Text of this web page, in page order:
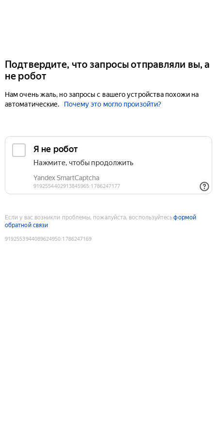
Подтвердите, что запросы отправляли вы, а
не робот
Нам очень жаль, но запросы с вашего устройства похожи на
автоматические.
Почему это могло произойти?
Если у вас возникли проблемы, пожалуйста, воспользуйтесьформой
обратной связи
9192553944089624950:1786247169